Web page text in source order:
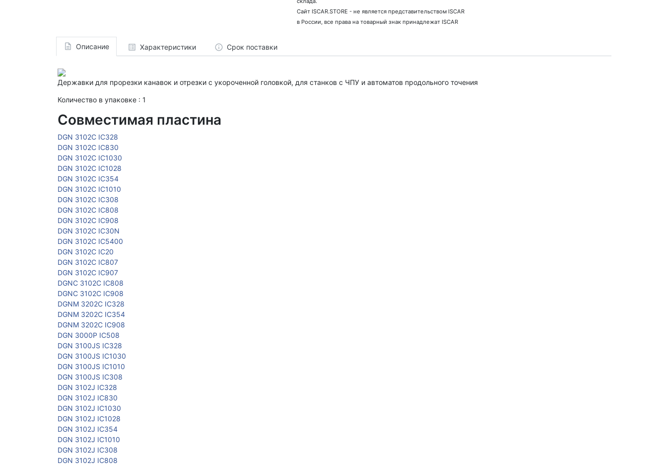
Сайт ISCAR.STORE - не является представительством ISCAR
в России, все права на товарный знак принадлежат ISCAR
Описание Характеристики Срок поставки
Державки для прорезки канавок и отрезки с укороченной головкой, для станков с ЧПУ и автоматов продольного точения
Количество в упаковке : 1
Совместимая пластина
DGN 3102C IC328
DGN 3102C IC830
DGN 3102C IC1030
DGN 3102C IC1028
DGN 3102C IC354
DGN 3102C IC1010
DGN 3102C IC308
DGN 3102C IC808
DGN 3102C IC908
DGN 3102C IC30N
DGN 3102C IC5400
DGN 3102C IC20
DGN 3102C IC807
DGN 3102C IC907
DGNC 3102C IC808
DGNC 3102C IC908
DGNM 3202C IC328
DGNM 3202C IC354
DGNM 3202C IC908
DGN 3000P IC508
DGN 3100JS IC328
DGN 3100JS IC1030
DGN 3100JS IC1010
DGN 3100JS IC308
DGN 3102J IC328
DGN 3102J IC830
DGN 3102J IC1030
DGN 3102J IC1028
DGN 3102J IC354
DGN 3102J IC1010
DGN 3102J IC308
DGN 3102J IC808